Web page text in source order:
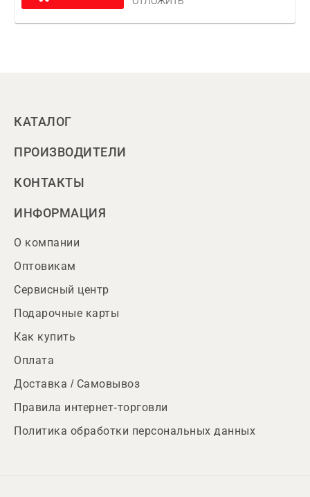
КАТАЛОГ
ПРОИЗВОДИТЕЛИ
КОНТАКТЫ
ИНФОРМАЦИЯ
О компании
Оптовикам
Сервисный центр
Подарочные карты
Как купить
Оплата
Доставка / Самовывоз
Правила интернет-торговли
Политика обработки персональных данных